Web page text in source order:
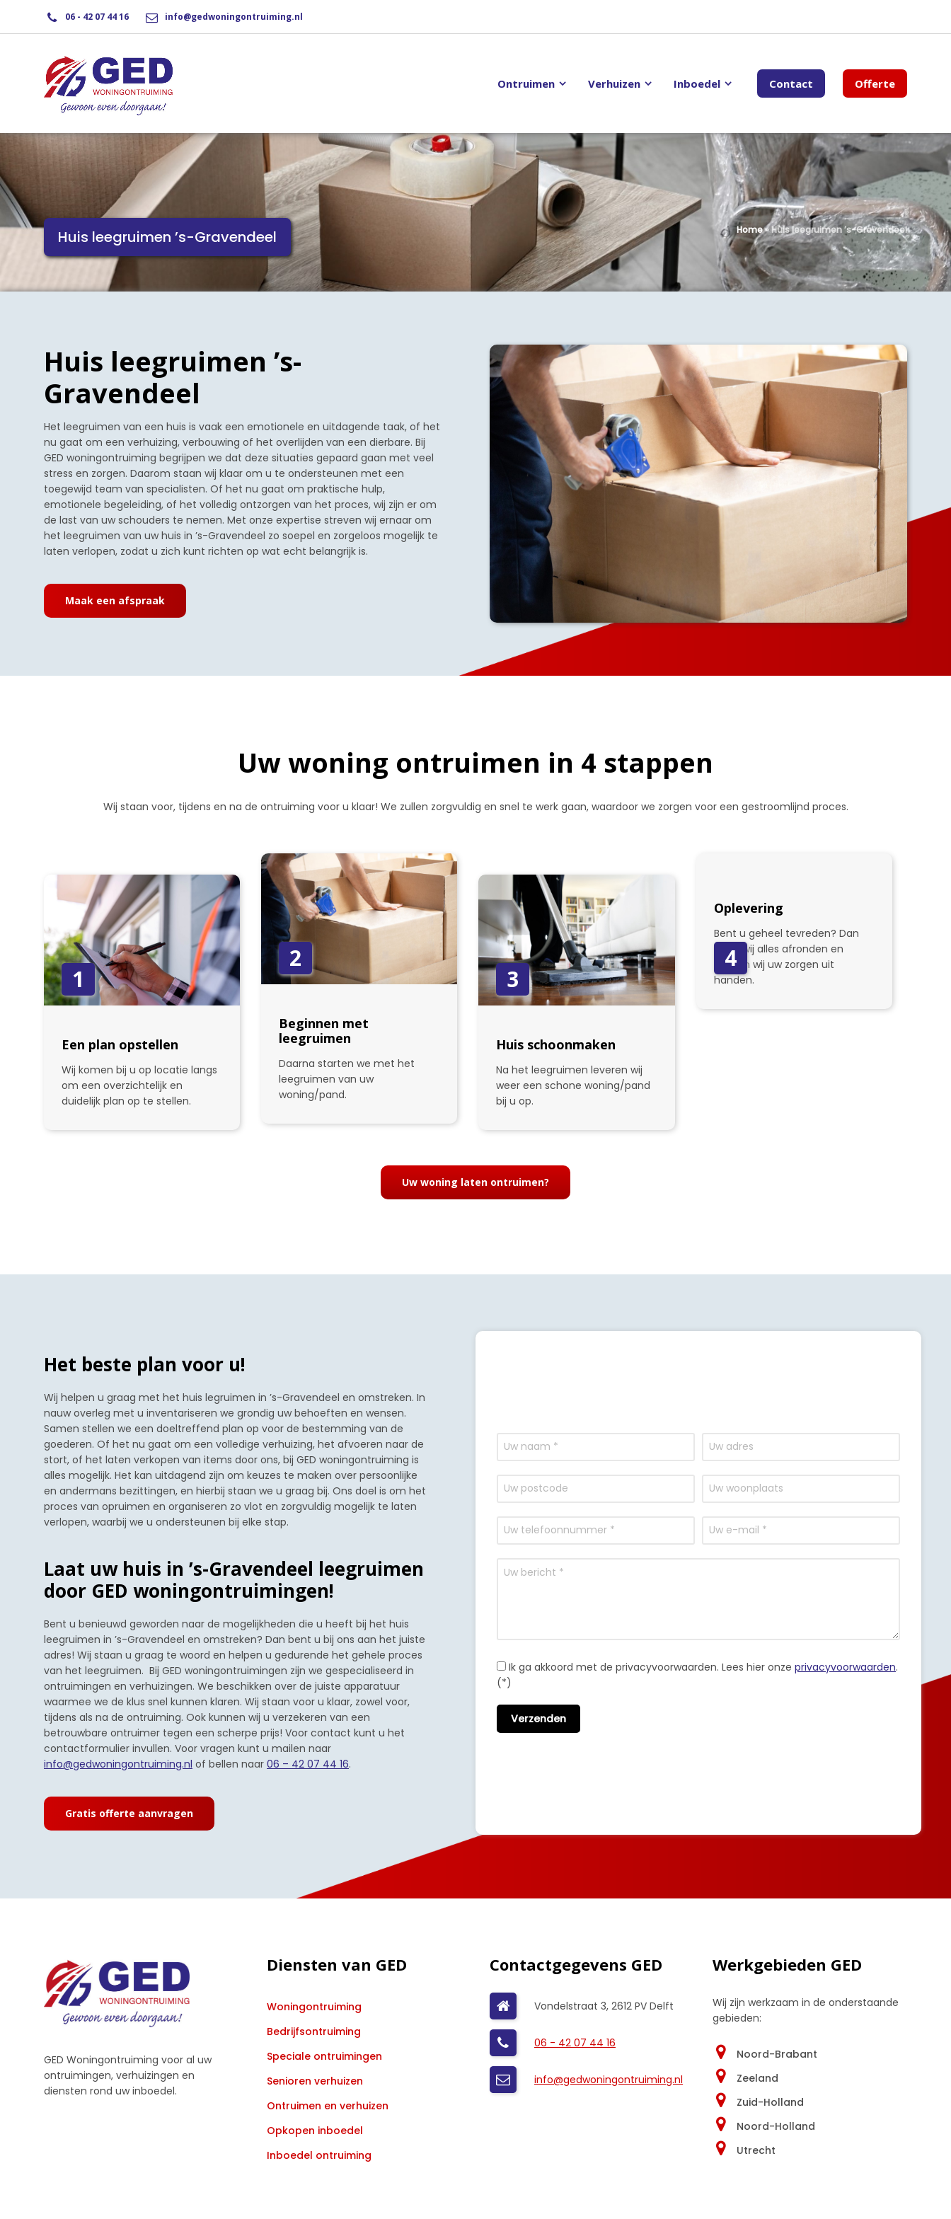
06 - 42 07 44 16 info@gedwoningontruiming.nl
Ontruimen Verhuizen Inboedel Contact Offerte
Huis leegruimen ’s-Gravendeel Home»Huis leegruimen ’s-Gravendeel
Huis leegruimen ’s-
Gravendeel
Het leegruimen van een huis is vaak een emotionele en uitdagende taak, of het
nu gaat om een verhuizing, verbouwing of het overlijden van een dierbare. Bij
GED woningontruiming begrijpen we dat deze situaties gepaard gaan met veel
stress en zorgen. Daarom staan wij klaar om u te ondersteunen met een
toegewijd team van specialisten. Of het nu gaat om praktische hulp,
emotionele begeleiding, of het volledig ontzorgen van het proces, wij zijn er om
de last van uw schouders te nemen. Met onze expertise streven wij ernaar om
het leegruimen van uw huis in ’s-Gravendeel zo soepel en zorgeloos mogelijk te
laten verlopen, zodat u zich kunt richten op wat echt belangrijk is.
Maak een afspraak
Uw woning ontruimen in 4 stappen
Wij staan voor, tijdens en na de ontruiming voor u klaar! We zullen zorgvuldig en snel te werk gaan, waardoor we zorgen voor een gestroomlijnd proces.
1
Een plan opstellen
Wij komen bij u op locatie langs
om een overzichtelijk en
duidelijk plan op te stellen.
2
Beginnen met
leegruimen
Daarna starten we met het
leegruimen van uw
woning/pand.
3
Huis schoonmaken
Na het leegruimen leveren wij
weer een schone woning/pand
bij u op.
4
Oplevering
Bent u geheel tevreden? Dan
gaan wij alles afronden en
nemen wij uw zorgen uit
handen.
Uw woning laten ontruimen?
Het beste plan voor u!
Wij helpen u graag met het huis legruimen in ’s-Gravendeel en omstreken. In
nauw overleg met u inventariseren we grondig uw behoeften en wensen.
Samen stellen we een doeltreffend plan op voor de bestemming van de
goederen. Of het nu gaat om een volledige verhuizing, het afvoeren naar de
stort, of het laten verkopen van items door ons, bij GED woningontruiming is
alles mogelijk. Het kan uitdagend zijn om keuzes te maken over persoonlijke
en andermans bezittingen, en hierbij staan we u graag bij. Ons doel is om het
proces van opruimen en organiseren zo vlot en zorgvuldig mogelijk te laten
verlopen, waarbij we u ondersteunen bij elke stap.
Laat uw huis in ’s-Gravendeel leegruimen
door GED woningontruimingen!
Bent u benieuwd geworden naar de mogelijkheden die u heeft bij het huis
leegruimen in ’s-Gravendeel en omstreken? Dan bent u bij ons aan het juiste
adres! Wij staan u graag te woord en helpen u gedurende het gehele proces
van het leegruimen. Bij GED woningontruimingen zijn we gespecialiseerd in
ontruimingen en verhuizingen. We beschikken over de juiste apparatuur
waarmee we de klus snel kunnen klaren. Wij staan voor u klaar, zowel voor,
tijdens als na de ontruiming. Ook kunnen wij u verzekeren van een
betrouwbare ontruimer tegen een scherpe prijs! Voor contact kunt u het
contactformulier invullen. Voor vragen kunt u mailen naar
info@gedwoningontruiming.nl of bellen naar 06 – 42 07 44 16.
Gratis offerte aanvragen
Ik ga akkoord met de privacyvoorwaarden. Lees hier onze privacyvoorwaarden.
(*)
GED Woningontruiming voor al uw
ontruimingen, verhuizingen en
diensten rond uw inboedel.
Diensten van GED
Woningontruiming
Bedrijfsontruiming
Speciale ontruimingen
Senioren verhuizen
Ontruimen en verhuizen
Opkopen inboedel
Inboedel ontruiming
Contactgegevens GED
Vondelstraat 3, 2612 PV Delft
06 - 42 07 44 16
info@gedwoningontruiming.nl
Werkgebieden GED
Wij zijn werkzaam in de onderstaande
gebieden:
Noord-Brabant
Zeeland
Zuid-Holland
Noord-Holland
Utrecht